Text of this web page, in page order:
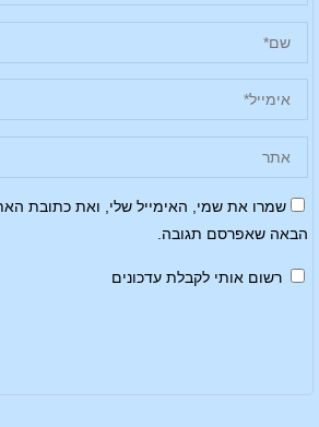
שמרו את שמי, האימייל שלי, ואת כתובת
הבאה שאפרסם תגובה.
רשום אותי לקבלת עדכונים